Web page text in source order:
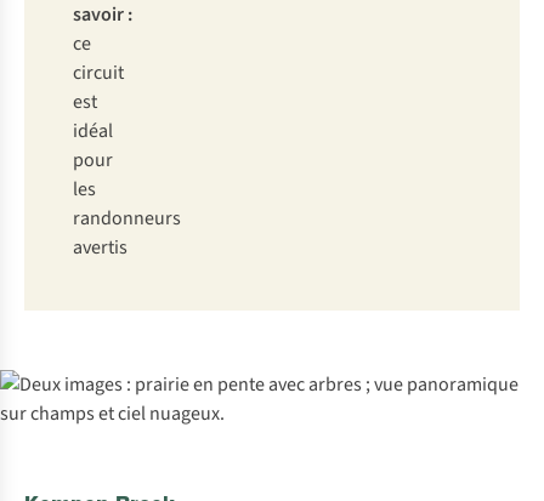
savoir :
ce
circuit
est
idéal
pour
les
randonneurs
avertis